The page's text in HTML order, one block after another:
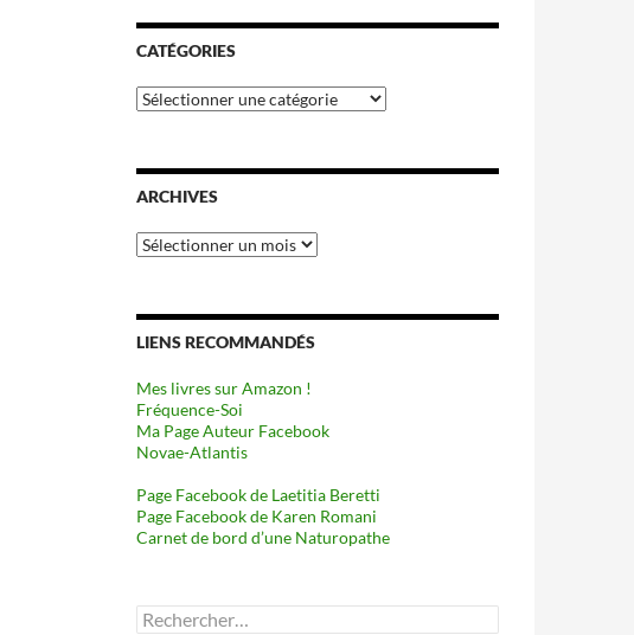
CATÉGORIES
Catégories
ARCHIVES
Archives
LIENS RECOMMANDÉS
Mes livres sur Amazon !
Fréquence-Soi
Ma Page Auteur Facebook
Novae-Atlantis
Page Facebook de Laetitia Beretti
Page Facebook de Karen Romani
Carnet de bord d’une Naturopathe
Rechercher :